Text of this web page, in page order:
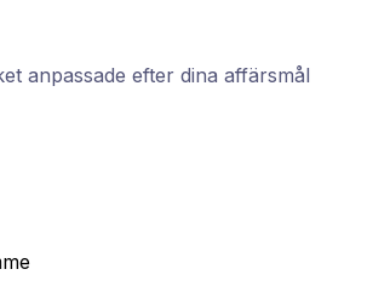
anpassade efter dina affärsmål